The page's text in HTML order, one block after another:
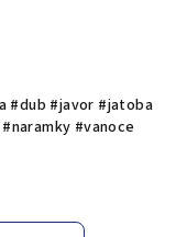
#dub #javor #jatoba
#vanoce